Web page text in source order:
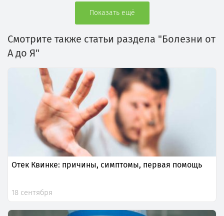
Показать ещё
Смотрите также статьи раздела "Болезни от
А до Я"
Отек Квинке: причины, симптомы, первая помощь
18 сентября